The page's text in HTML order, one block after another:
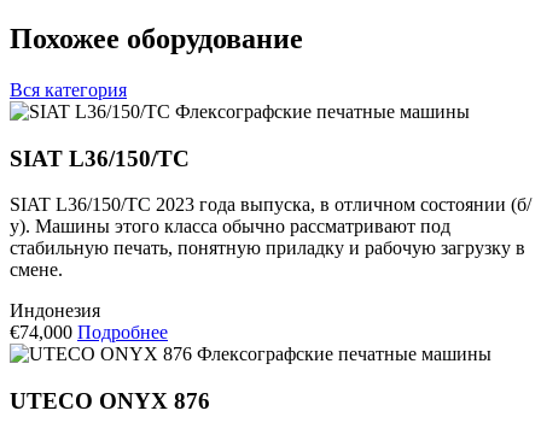
Похожее оборудование
Вся категория
Флексографские печатные машины
SIAT L36/150/TC
SIAT L36/150/TC 2023 года выпуска, в отличном состоянии (б/
у). Машины этого класса обычно рассматривают под
стабильную печать, понятную приладку и рабочую загрузку в
смене.
Индонезия
€74,000 Подробнее
Флексографские печатные машины
UTECO ONYX 876